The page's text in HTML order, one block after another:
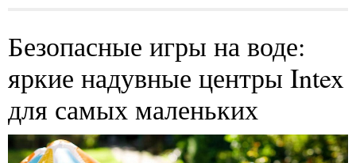
Безопасные игры на воде:
яркие надувные центры Intex
для самых маленьких